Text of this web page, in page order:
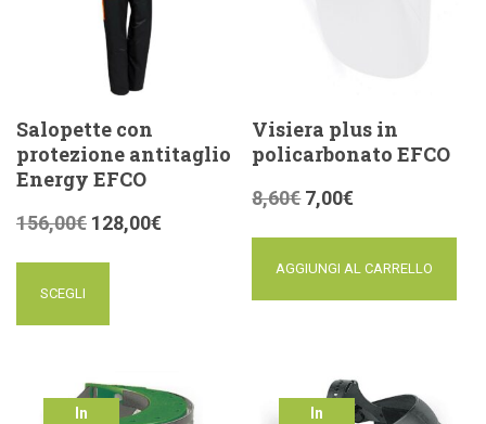
Salopette con
protezione antitaglio
Energy EFCO
156,00€ 128,00€
SCEGLI
Visiera plus in
policarbonato EFCO
8,60€ 7,00€
AGGIUNGI AL CARRELLO
In
In